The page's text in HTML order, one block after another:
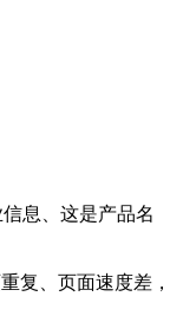
息、这是产品名
复、页面速度差，